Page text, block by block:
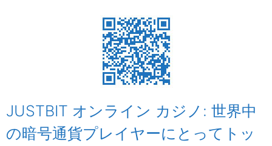
JUSTBIT オンライン カジノ: 世界中
の暗号通貨プレイヤーにとってトッ